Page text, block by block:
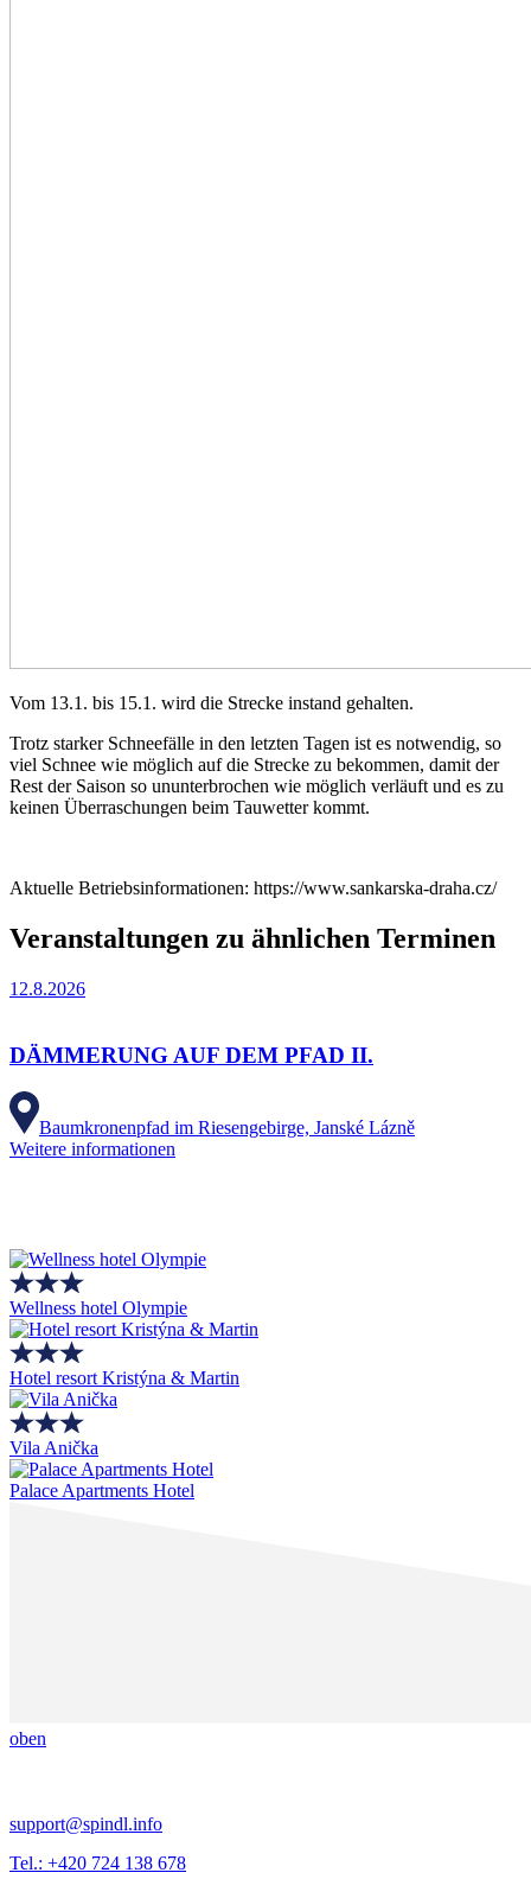
Vom 13.1. bis 15.1. wird die Strecke instand gehalten.
Trotz starker Schneefälle in den letzten Tagen ist es notwendig, so
viel Schnee wie möglich auf die Strecke zu bekommen, damit der
Rest der Saison so ununterbrochen wie möglich verläuft und es zu
keinen Überraschungen beim Tauwetter kommt.
Aktuelle Betriebsinformationen: https://www.sankarska-draha.cz/
Veranstaltungen zu ähnlichen Terminen
12.8.2026
DÄMMERUNG AUF DEM PFAD II.
Baumkronenpfad im Riesengebirge, Janské Lázně
Weitere informationen
Wellness hotel Olympie
Hotel resort Kristýna & Martin
Vila Anička
Palace Apartments Hotel
oben
support@spindl.info
Tel.: +420 724 138 678